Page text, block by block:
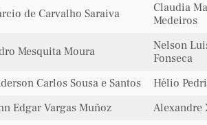
de Carvalho Saraiva
Claudia
Medeiros
Mesquita Moura
Nelson
Fonseca
Carlos Sousa e Santos
Hélio
Edgar Vargas Muñoz Alexandre